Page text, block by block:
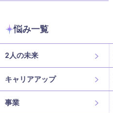
悩み一覧
2人の未来
キャリアアップ
事業